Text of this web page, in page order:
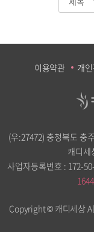
이용약관 개
(우:27472) 충청북도 충
캐디세
사업자등록번호 : 172-
Copyright © 캐디세상